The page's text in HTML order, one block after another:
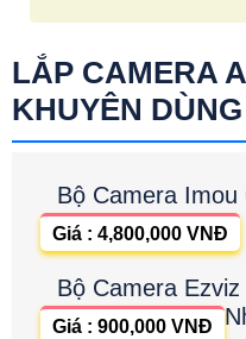
LẮP CAMERA
KHUYÊN DÙNG
Bộ Camera
Giá : 4,800,000 VNĐ
Bộ Camera
Giá : 900,000 VNĐ